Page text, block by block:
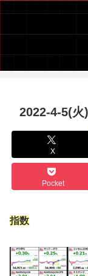
2022-4-5(火)
X
Pocket
指数